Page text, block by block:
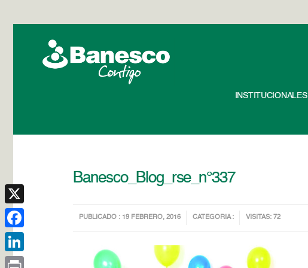
INSTITUCIONALES
Banesco_Blog_rse_n°337
PUBLICADO : 19 FEBRERO, 2016 CATEGORIA : VISITAS: 72
X
Facebook
LinkedIn